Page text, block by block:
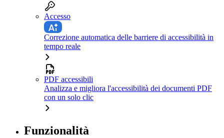
Accesso
Correzione automatica delle barriere di accessibilità in
tempo reale
PDF accessibili
Analizza e migliora l'accessibilità dei documenti PDF
con un solo clic
Funzionalità